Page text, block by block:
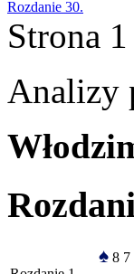
Rozdanie 30.
Strona
Analizy
♠ 8 7